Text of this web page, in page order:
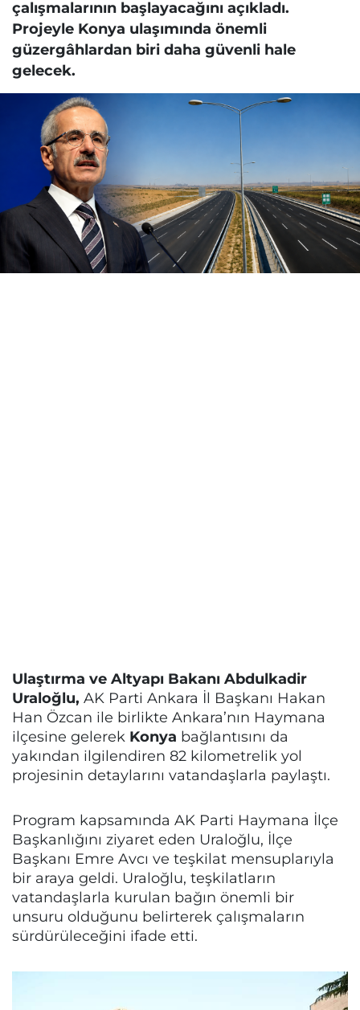
çalışmalarının başlayacağını açıkladı.
Projeyle Konya ulaşımında önemli
güzergâhlardan biri daha güvenli hale
gelecek.
Ulaştırma ve Altyapı Bakanı Abdulkadir
Uraloğlu, AK Parti Ankara İl Başkanı Hakan
Han Özcan ile birlikte Ankara’nın Haymana
ilçesine gelerek Konya bağlantısını da
yakından ilgilendiren 82 kilometrelik yol
projesinin detaylarını vatandaşlarla paylaştı.
Program kapsamında AK Parti Haymana İlçe
Başkanlığını ziyaret eden Uraloğlu, İlçe
Başkanı Emre Avcı ve teşkilat mensuplarıyla
bir araya geldi. Uraloğlu, teşkilatların
vatandaşlarla kurulan bağın önemli bir
unsuru olduğunu belirterek çalışmaların
sürdürüleceğini ifade etti.